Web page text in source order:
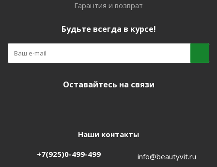
Гарантия и возврат
Будьте всегда в курсе!
Оставайтесь на связи
Наши контакты
+7(925)0-499-499 info@beautyvit.ru